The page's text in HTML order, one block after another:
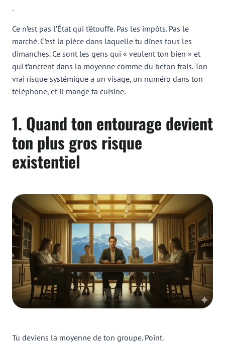
.
Ce n’est pas l’État qui t’étouffe. Pas les impôts. Pas le
marché. C’est la pièce dans laquelle tu dînes tous les
dimanches. Ce sont les gens qui « veulent ton bien » et
qui t’ancrent dans la moyenne comme du béton frais. Ton
vrai risque systémique a un visage, un numéro dans ton
téléphone, et il mange ta cuisine.
1. Quand ton entourage devient
ton plus gros risque
existentiel
Tu deviens la moyenne de ton groupe. Point.